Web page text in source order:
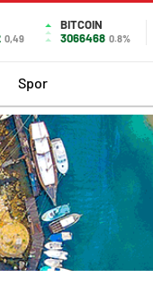
0,49
BITCOIN
3066468 0.8%
Spor